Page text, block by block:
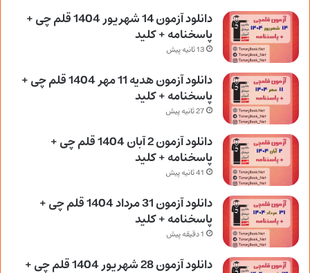
دانلود آزمون 14 شهریور 1404 قلم چی +
پاسخنامه + کلید
13 ثانیه پیش
دانلود آزمون هدیه 11 مهر 1404 قلم چی +
پاسخنامه + کلید
27 ثانیه پیش
دانلود آزمون 2 آبان 1404 قلم چی +
پاسخنامه + کلید
41 ثانیه پیش
دانلود آزمون 31 مرداد 1404 قلم چی +
پاسخنامه + کلید
1 دقیقه پیش
دانلود آزمون 28 شهریور 1404 قلم چی +